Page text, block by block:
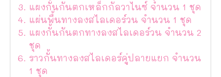
แผงกั้นกันตกเหล็กกัลวาไนซ์ จำนวน 1 ชุด
แผ่นพื้นทางลงสไลเดอร์วน จำนวน 1 ชุด
แผงกั้นกันตกทางลงสไลเดอร์วน จำนวน 2
ชุด
ราวกั้นทางลงสไลเดอร์คู่ปลายแยก จำนวน
1 ชุด